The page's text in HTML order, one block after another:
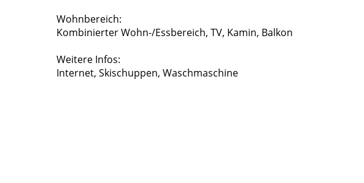
Wohnbereich:
Kombinierter Wohn-/Essbereich, TV, Kamin, Balkon
Weitere Infos:
Internet, Skischuppen, Waschmaschine